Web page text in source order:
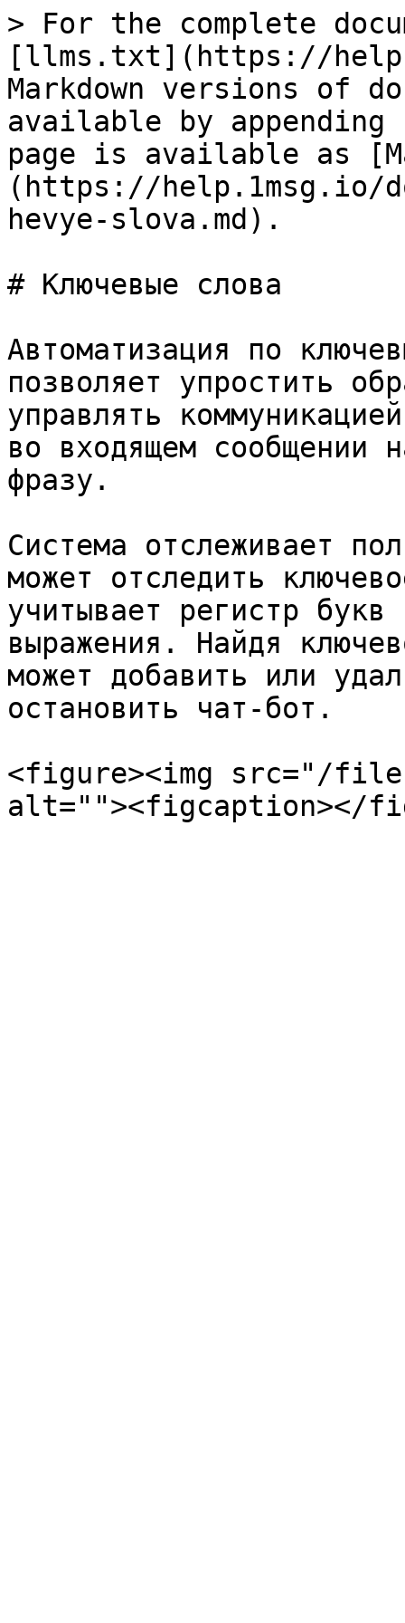
> For the complete
[llms.txt](https://
Markdown versions of
available by
page is available as
(https://help.1msg.io/
hevye-slova.md).
# Ключевые слова
Автоматизация по
позволяет упростить
управлять
во входящем сообщении
фразу.
Система отслеживает
может отследить
учитывает регистр букв
выражения. Найдя
может добавить или
остановить чат-бот.
<figure><img src="/files/